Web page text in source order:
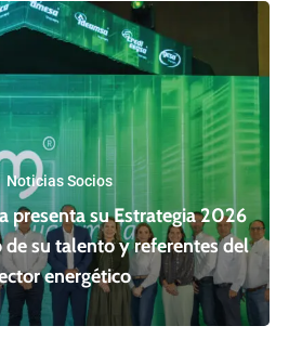
Noticias Socios
presenta su Estrategia 2026
de su talento y referentes del
energético